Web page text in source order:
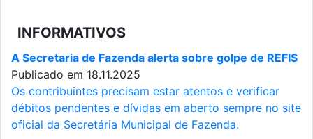
INFORMATIVOS
A Secretaria de Fazenda alerta sobre golpe de REFIS
Publicado em 18.11.2025
Os contribuintes precisam estar atentos e verificar
débitos pendentes e dívidas em aberto sempre no site
oficial da Secretária Municipal de Fazenda.